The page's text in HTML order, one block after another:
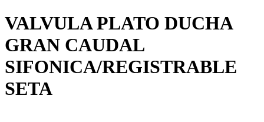
VALVULA PLATO DUCHA
GRAN CAUDAL
SIFONICA/REGISTRABLE
SETA